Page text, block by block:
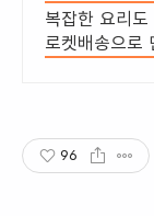
복잡한 요리
로켓배송으로
96